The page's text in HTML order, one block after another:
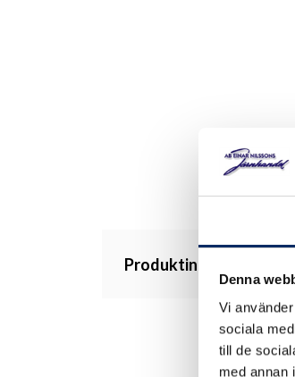
Denna
Vi
sociala
till de
med annan
Produktinformation